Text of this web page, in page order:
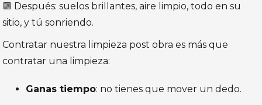
🟩 Después: suelos brillantes, aire limpio, todo en su
sitio, y tú sonriendo.
Contratar nuestra limpieza post obra es más que
contratar una limpieza:
Ganas tiempo: no tienes que mover un dedo.